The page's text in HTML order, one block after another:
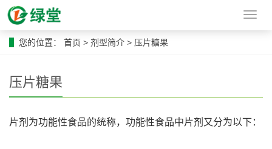
导
您的位置： 首页 > 剂型简介 > 压片糖果
压片糖果
片剂为功能性食品的统称，功能性食品中片剂又分为以下：